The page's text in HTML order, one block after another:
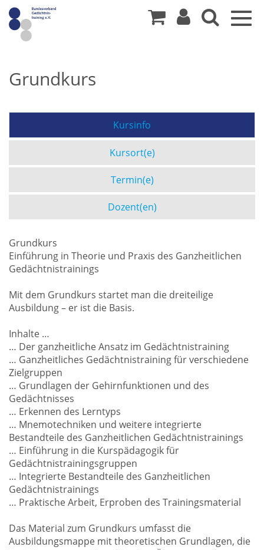
Grundkurs
Kursinfo
Kursort(e)
Termin(e)
Dozent(en)
Grundkurs
Einführung in Theorie und Praxis des Ganzheitlichen
Gedächtnistrainings
Mit dem Grundkurs startet man die dreiteilige
Ausbildung – er ist die Basis.
Inhalte …
… Der ganzheitliche Ansatz im Gedächtnistraining
… Ganzheitliches Gedächtnistraining für verschiedene
Zielgruppen
… Grundlagen der Gehirnfunktionen und des
Gedächtnisses
… Erkennen des Lerntyps
… Mnemotechniken und weitere integrierte
Bestandteile des Ganzheitlichen Gedächtnistrainings
… Einführung in die Kurspädagogik für
Gedächtnistrainingsgruppen
… Integrierte Bestandteile des Ganzheitlichen
Gedächtnistrainings
… Praktische Arbeit, Erproben des Trainingsmaterial
Das Material zum Grundkurs umfasst die
Ausbildungsmappe mit theoretischen Grundlagen, die